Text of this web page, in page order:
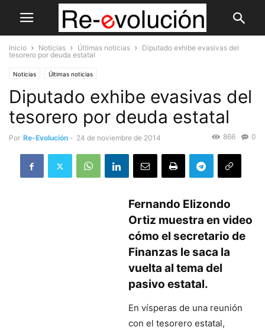
Inicio Noticias Últimas noticias
Diputado exhibe evasivas del
tesorero por deuda estatal
Noticias Últimas noticias
Diputado exhibe evasivas del
tesorero por deuda estatal
Por Re-Evolución - 24 de noviembre de 2014 0
866
Fernando Elizondo
Ortiz muestra en video
cómo el secretario de
Finanzas le saca la
vuelta al tema del
pasivo estatal.
En vísperas de una reunión
con el tesorero estatal,